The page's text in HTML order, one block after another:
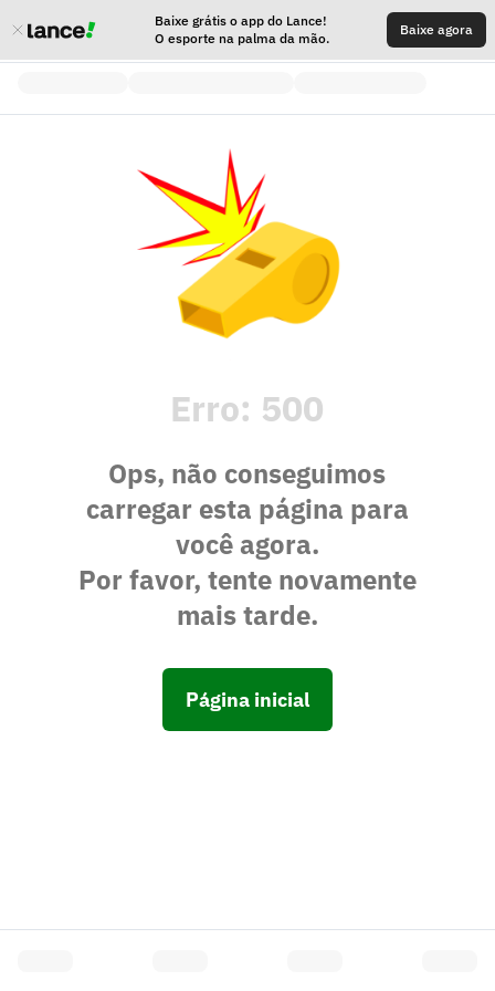
Baixe grátis o app do Lance!
O esporte na palma da mão.
Baixe agora
Erro: 500
Ops, não conseguimos
carregar esta página para
você agora.
Por favor, tente novamente
mais tarde.
Página inicial